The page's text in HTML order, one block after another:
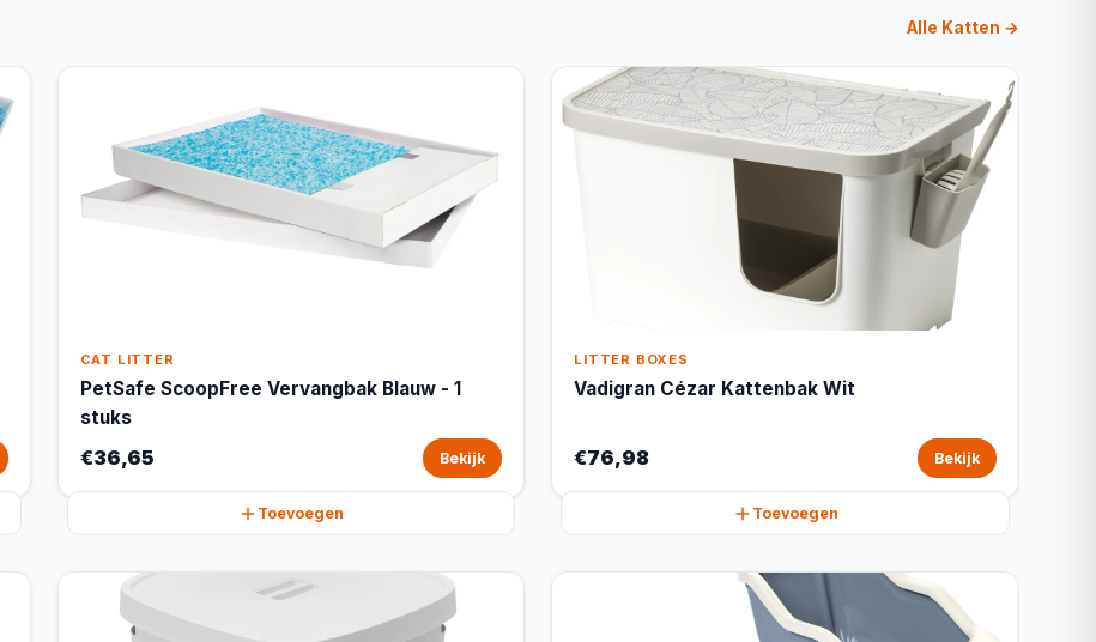
Alle Katten →
CAT LITTER
PetSafe ScoopFree Vervangbak Blauw - 1
stuks
€36,65 Bekijk
Toevoegen
LITTER BOXES
Vadigran Cézar Kattenbak Wit
€76,98 Bekijk
Toevoegen